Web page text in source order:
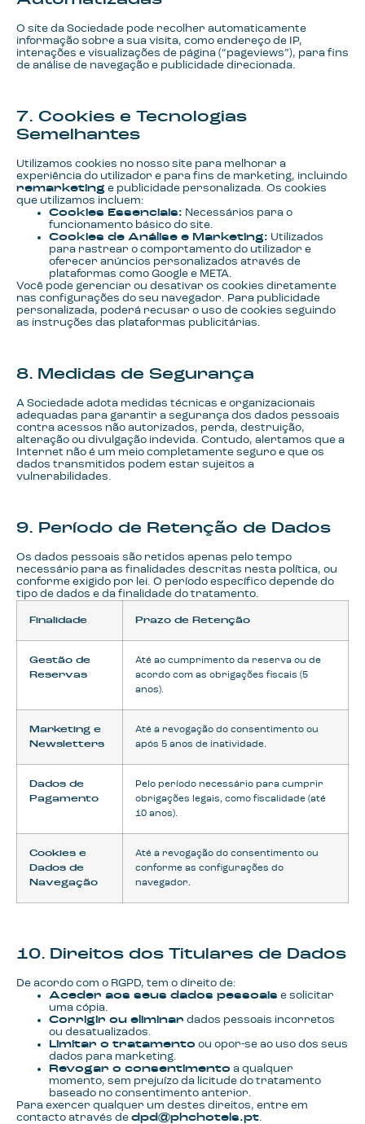
O site da Sociedade pode recolher automaticamente
informação sobre a sua visita, como endereço de IP,
interações e visualizações de página (“pageviews”), para fins
de análise de navegação e publicidade direcionada.
7. Cookies e Tecnologias
Semelhantes
Utilizamos cookies no nosso site para melhorar a
experiência do utilizador e para fins de marketing, incluindo
remarketing e publicidade personalizada. Os cookies
que utilizamos incluem:
Cookies Essenciais: Necessários para o
funcionamento básico do site.
Cookies de Análise e Marketing: Utilizados
para rastrear o comportamento do utilizador e
oferecer anúncios personalizados através de
plataformas como Google e META.
Você pode gerenciar ou desativar os cookies diretamente
nas configurações do seu navegador. Para publicidade
personalizada, poderá recusar o uso de cookies seguindo
as instruções das plataformas publicitárias.
8. Medidas de Segurança
A Sociedade adota medidas técnicas e organizacionais
adequadas para garantir a segurança dos dados pessoais
contra acessos não autorizados, perda, destruição,
alteração ou divulgação indevida. Contudo, alertamos que a
Internet não é um meio completamente seguro e que os
dados transmitidos podem estar sujeitos a
vulnerabilidades.
9. Período de Retenção de Dados
Os dados pessoais são retidos apenas pelo tempo
necessário para as finalidades descritas nesta política, ou
conforme exigido por lei. O período específico depende do
tipo de dados e da finalidade do tratamento.
Finalidade Prazo de Retenção
Gestão de
Reservas
Até ao cumprimento da reserva ou de
acordo com as obrigações fiscais (5
anos).
Marketing e
Newsletters
Até à revogação do consentimento ou
após 5 anos de inatividade.
Dados de
Pagamento
Pelo período necessário para cumprir
obrigações legais, como fiscalidade (até
10 anos).
Cookies e
Dados de
Navegação
Até à revogação do consentimento ou
conforme as configurações do
navegador.
10. Direitos dos Titulares de Dados
De acordo com o RGPD, tem o direito de:
Aceder aos seus dados pessoais e solicitar
uma cópia.
Corrigir ou eliminar dados pessoais incorretos
ou desatualizados.
Limitar o tratamento ou opor-se ao uso dos seus
dados para marketing.
Revogar o consentimento a qualquer
momento, sem prejuízo da licitude do tratamento
baseado no consentimento anterior.
Para exercer qualquer um destes direitos, entre em
contacto através de dpd@phchotels.pt.